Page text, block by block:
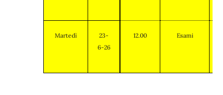
Martedì
23-
6-26
12.00 Esami